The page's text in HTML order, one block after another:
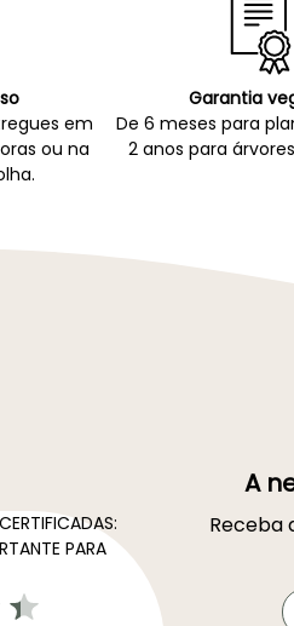
em
ou na
Garantia
De 6 meses para
2 anos para
PARA
A
Receba